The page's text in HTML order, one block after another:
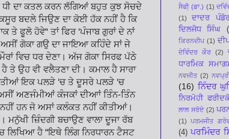
ਧੀ ਦਾ ਕਤਲ ਕਰਨ ਲੱਗਿਆਂ ਬਹੁਤ ਕੁਝ ਸੋਚਦੇ
ਬਦਲੇ ਜਿਉਣ ਦਾ ਕੋਈ ਹੱਕ ਨਹੀਂ ਹੈ ਕਿ
ਤੇ ਫੂਲੋ ਹੋਵੇ“ ਤਾਂ ਫਿਰ ‘ਪੰਜਾਬ ਗੁਰਾਂ ਦੇ ਨਾਂ
ਗੋਕਾ ਗਉ ਦਾ ਜਾਇਆ ਕਹਿੰਦੇ ਸਾਂ ਜੇ
ਵਿਚ ਧਰ ਦੇਣਾ। ਅੱਜ ਗੋਕਾ ਸਿਰਫ ਪੱਠੇ
ਉਹ ਵੀ ਵਲੈਤਣਾ ਦੀ। ਕਮਾਲ ਹੈ ਸਾਰਾ
ਇਕ ਪਲੜੇ ‘ਚ ਤੇ ਦੂਸਰੇ ਪਲੜੇ ‘ਚ
ਅਣਜੰਮੀਆਂ ਕੰਜਕਾਂ ਦੀਆਾਂ ਤਿੰਨ-ਤਿੰਨ
ਹਨ ਜੋ ਅਸਾਂ ਕਲੰਕਤ ਨਹੀਂ ਕੀਤੀਆਂ।
ਜ਼ਿੰਦਗੀ ਬਚਾਉਣ ਵਾਲਾ ਦੂਜਾ ਰੱਬ
ਲਿਖਿਆ ਹੈ “ਇਥੇ ਲਿੰਗ ਨਿਰਧਾਰਨ ਟੈਸਟ
ਸੈਫੀ਼ (ਡਾ.) (1)
(1)
ਦਾਦਰ
ਦਿਲਜੋਧ ਸਿੰਘ
ਕਿਰਨਦੀਪ (1)
ਦੇਵਿੰਦਰ ਕੌਰ (2)
ਧਾਰਮਿਕ
ਨਵਜੀਤ (2)
(16) ਨਿੰਦਰ
ਨਿਰਮੋਹੀ
ਲਾਲ ਸਰੋਏ (2)
(1) ਪਰਮਜੀਤ
(4) ਪਰਮਿੰਦਰ